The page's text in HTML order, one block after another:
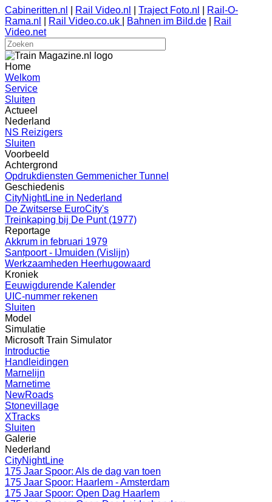
Cabineritten.nl Rail Video.nl Traject Foto.nl
Rail-O-
Rama.nl
Rail Video.co.uk Bahnen im Bild.de
Rail
Video.net
Home
Welkom
Service
Sluiten
Actueel
Nederland
NS Reizigers
Sluiten
Voorbeeld
Achtergrond
Opdrukdiensten Gemmenicher Tunnel
Geschiedenis
CityNightLine in Nederland
De Zwitserse EuroCity's
Treinkaping bij De Punt (1977)
Reportage
Akkrum in februari 1979
Santpoort - IJmuiden (Vislijn)
Werkzaamheden Heerhugowaard
Kroniek
Eeuwigdurende Kalender
UIC-nummer rekenen
Sluiten
Model
Simulatie
Microsoft Train Simulator
Introductie
Handleidingen
Marnelijn
Marnetime
NewRoads
Stonevillage
XTracks
Sluiten
Galerie
Nederland
CityNightLine
175 Jaar Spoor: Als de dag van toen
175 Jaar Spoor: Haarlem - Amsterdam
175 Jaar Spoor: Open Dag Haarlem